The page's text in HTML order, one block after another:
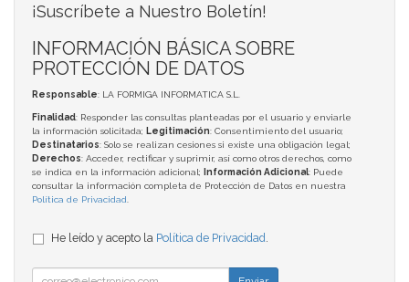
¡Suscríbete a Nuestro Boletín!
INFORMACIÓN BÁSICA SOBRE
PROTECCIÓN DE DATOS
Responsable: LA FORMIGA INFORMATICA S.L.
Finalidad: Responder las consultas planteadas por el usuario y enviarle
la información solicitada; Legitimación: Consentimiento del usuario;
Destinatarios: Solo se realizan cesiones si existe una obligación legal;
Derechos: Acceder, rectificar y suprimir, así como otros derechos, como
se indica en la información adicional;
Información Adicional: Puede
consultar la información completa de Protección de Datos en nuestra
Política de Privacidad
He leído y acepto la Política de Privacidad